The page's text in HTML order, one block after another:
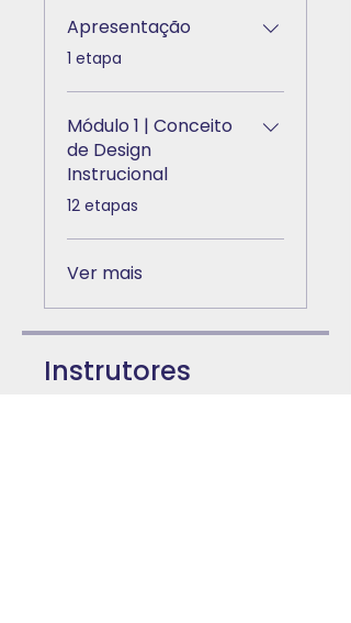
Apresentação
.1 etapa
Módulo 1 | Conceito
de Design
Instrucional
.12 etapas
Ver mais
Instrutores